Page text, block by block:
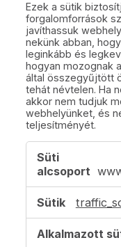
Ezek a sütik
forgalomforrások
javíthassuk
nekünk abban,
leginkább és
hogyan mozognak
által összegyűjtött
tehát névtelen. Ha
akkor nem tudjuk
webhelyünket, és
teljesítményét.
Teljesítmény
sütik